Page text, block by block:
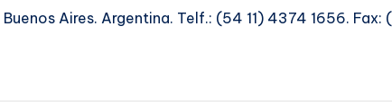
Aires. Argentina. Telf.: (54 11) 4374 1656. Fax: